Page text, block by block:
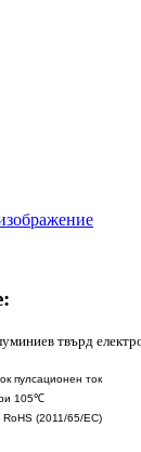
твърд
пулсационен ток
105℃
RoHS (2011/65/ЕС)